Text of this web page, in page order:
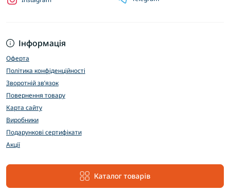
Інформація
Оферта
Політика конфіденційності
Зворотній зв’язок
Повернення товару
Карта сайту
Виробники
Подарункові сертифікати
Акції
Каталог товарів